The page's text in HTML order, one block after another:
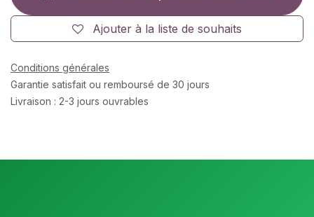
Ajouter à la liste de souhaits
Conditions générales
Garantie satisfait ou remboursé de 30 jours
Livraison : 2-3 jours ouvrables